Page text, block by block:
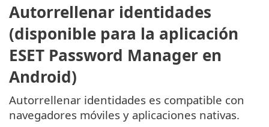
Autorrellenar identidades
(disponible para la aplicación
ESET Password Manager en
Android)
Autorrellenar identidades es compatible con
navegadores móviles y aplicaciones nativas.